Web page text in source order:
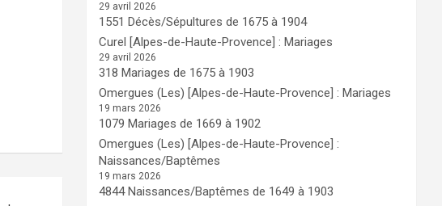
29 avril 2026
1551 Décès/Sépultures de 1675 à 1904
Curel [Alpes-de-Haute-Provence] : Mariages
29 avril 2026
318 Mariages de 1675 à 1903
Omergues (Les) [Alpes-de-Haute-Provence] : Mariages
19 mars 2026
1079 Mariages de 1669 à 1902
Omergues (Les) [Alpes-de-Haute-Provence] :
Naissances/Baptêmes
19 mars 2026
4844 Naissances/Baptêmes de 1649 à 1903